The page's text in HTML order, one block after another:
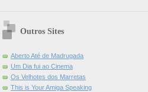
Outros Sites
Aberto Até de Madrugada
Um Dia fui ao Cinema
Os Velhotes dos Marretas
This is Your Amiga Speaking